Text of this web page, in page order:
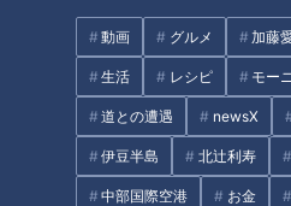
動画 グルメ 加藤
生活 レシピ モー
道との遭遇 newsX
伊豆半島 北辻利寿
中部国際空港 お金
28(にわとり)の日に行きたくな
る！ＮＥＷ鶏肉専門店を3店ご
紹介‼【花咲かタイムズ】
タグ